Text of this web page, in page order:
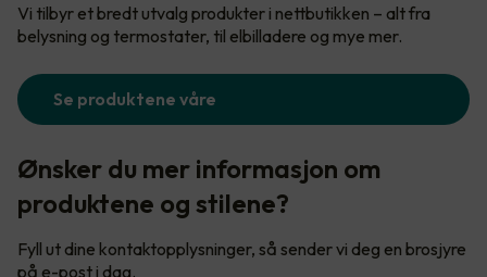
Vi tilbyr et bredt utvalg produkter i nettbutikken – alt fra
belysning og termostater, til elbilladere og mye mer.
Se produktene våre
Ønsker du mer informasjon om
produktene og stilene?
Fyll ut dine kontaktopplysninger, så sender vi deg en brosjyre
på e-post i dag.